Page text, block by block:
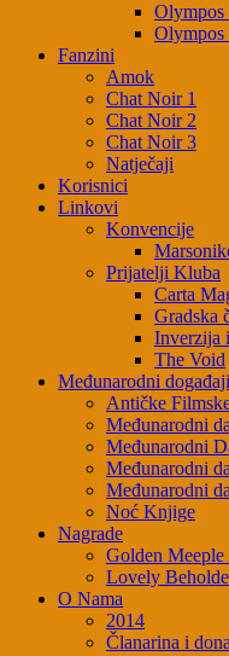
Olympos
Olympos
Fanzini
Amok
Chat Noir 1
Chat Noir 2
Chat Noir 3
Natječaji
Korisnici
Linkovi
Konvencije
Prijatelji Kluba
Carta
Gradska
Inverzija
The Void
Međunarodni događaji
Antičke
Međunarodni
Međunarodni
Međunarodni
Međunarodni
Noć Knjige
Nagrade
Golden Meeple
Lovely
O Nama
2014
Članarina i